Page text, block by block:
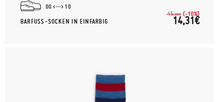
00 10
BARFUSS-SOCKEN IN EINFARBIG
15,90€ (-10%)
14,31€